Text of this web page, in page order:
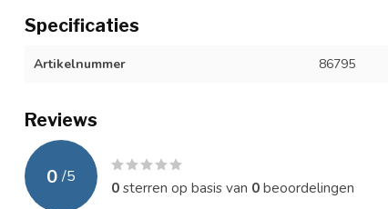
Specificaties
Artikelnummer 86795
Reviews
0 /5
0sterren op basis van 0beoordelingen